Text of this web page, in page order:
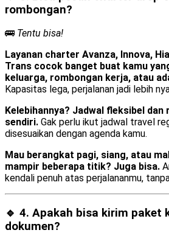
rombongan?
🚌 Tentu bisa!
Layanan charter Avanza, Innova,
Trans cocok banget buat kamu
keluarga, rombongan kerja, atau
Kapasitas lega, perjalanan jadi lebih
Kelebihannya? Jadwal fleksibel
sendiri. Gak perlu ikut jadwal travel
disesuaikan dengan agenda kamu.
Mau berangkat pagi, siang, atau
mampir beberapa titik? Juga bisa.
kendali penuh atas perjalananmu,
🔹 4. Apakah bisa kirim paket
dokumen?